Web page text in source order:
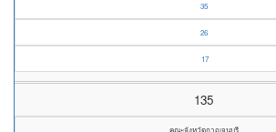
35
26
17
135
คณะจังหวัดกาญจนบุรี